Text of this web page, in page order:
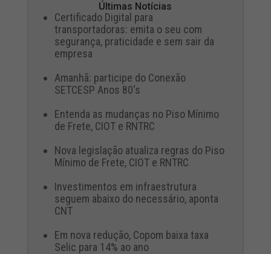
Últimas Notícias
Certificado Digital para
transportadoras: emita o seu com
segurança, praticidade e sem sair da
empresa
Amanhã: participe do Conexão
SETCESP Anos 80's
Entenda as mudanças no Piso Mínimo
de Frete, CIOT e RNTRC
Nova legislação atualiza regras do Piso
Mínimo de Frete, CIOT e RNTRC
Investimentos em infraestrutura
seguem abaixo do necessário, aponta
CNT
Em nova redução, Copom baixa taxa
Selic para 14% ao ano